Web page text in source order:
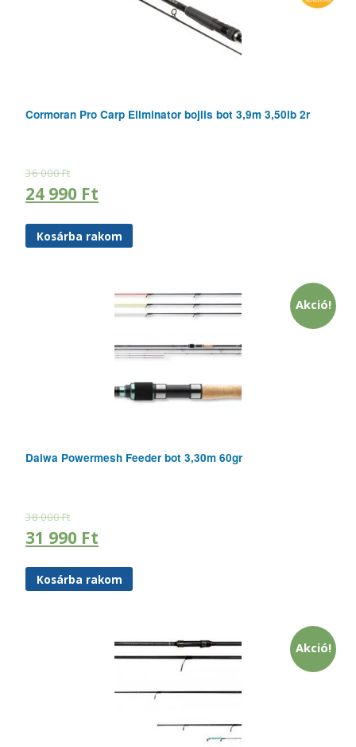
Cormoran Pro Carp Eliminator bojlis bot 3,9m 3,50lb 2r
36 000Ft
24 990 Ft
Kosárba rakom
Akció!
Daiwa Powermesh Feeder bot 3,30m 60gr
38 000Ft
31 990 Ft
Kosárba rakom
Akció!